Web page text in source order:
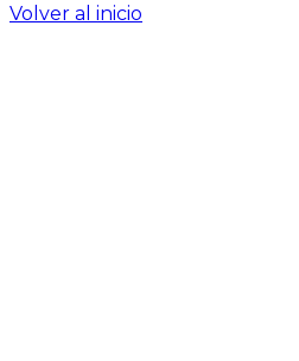
Volver al inicio